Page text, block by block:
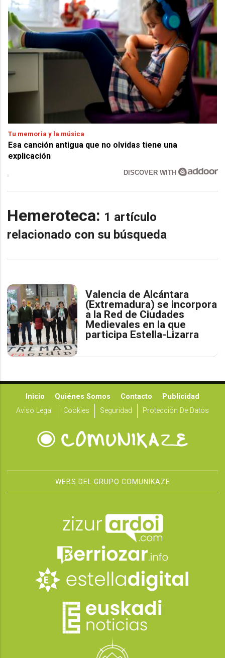
Tu memoria y la música
Esa canción antigua que no olvidas tiene una
explicación
DISCOVER WITH
Hemeroteca: 1 artículo
relacionado con su búsqueda
Valencia de Alcántara
(Extremadura) se incorpora
a la Red de Ciudades
Medievales en la que
participa Estella-Lizarra
Inicio Quiénes Somos Contacto
Publicidad
Aviso Legal
Cookies Seguridad Protección De Datos
WEBS DEL GRUPO COMUNIKAZE